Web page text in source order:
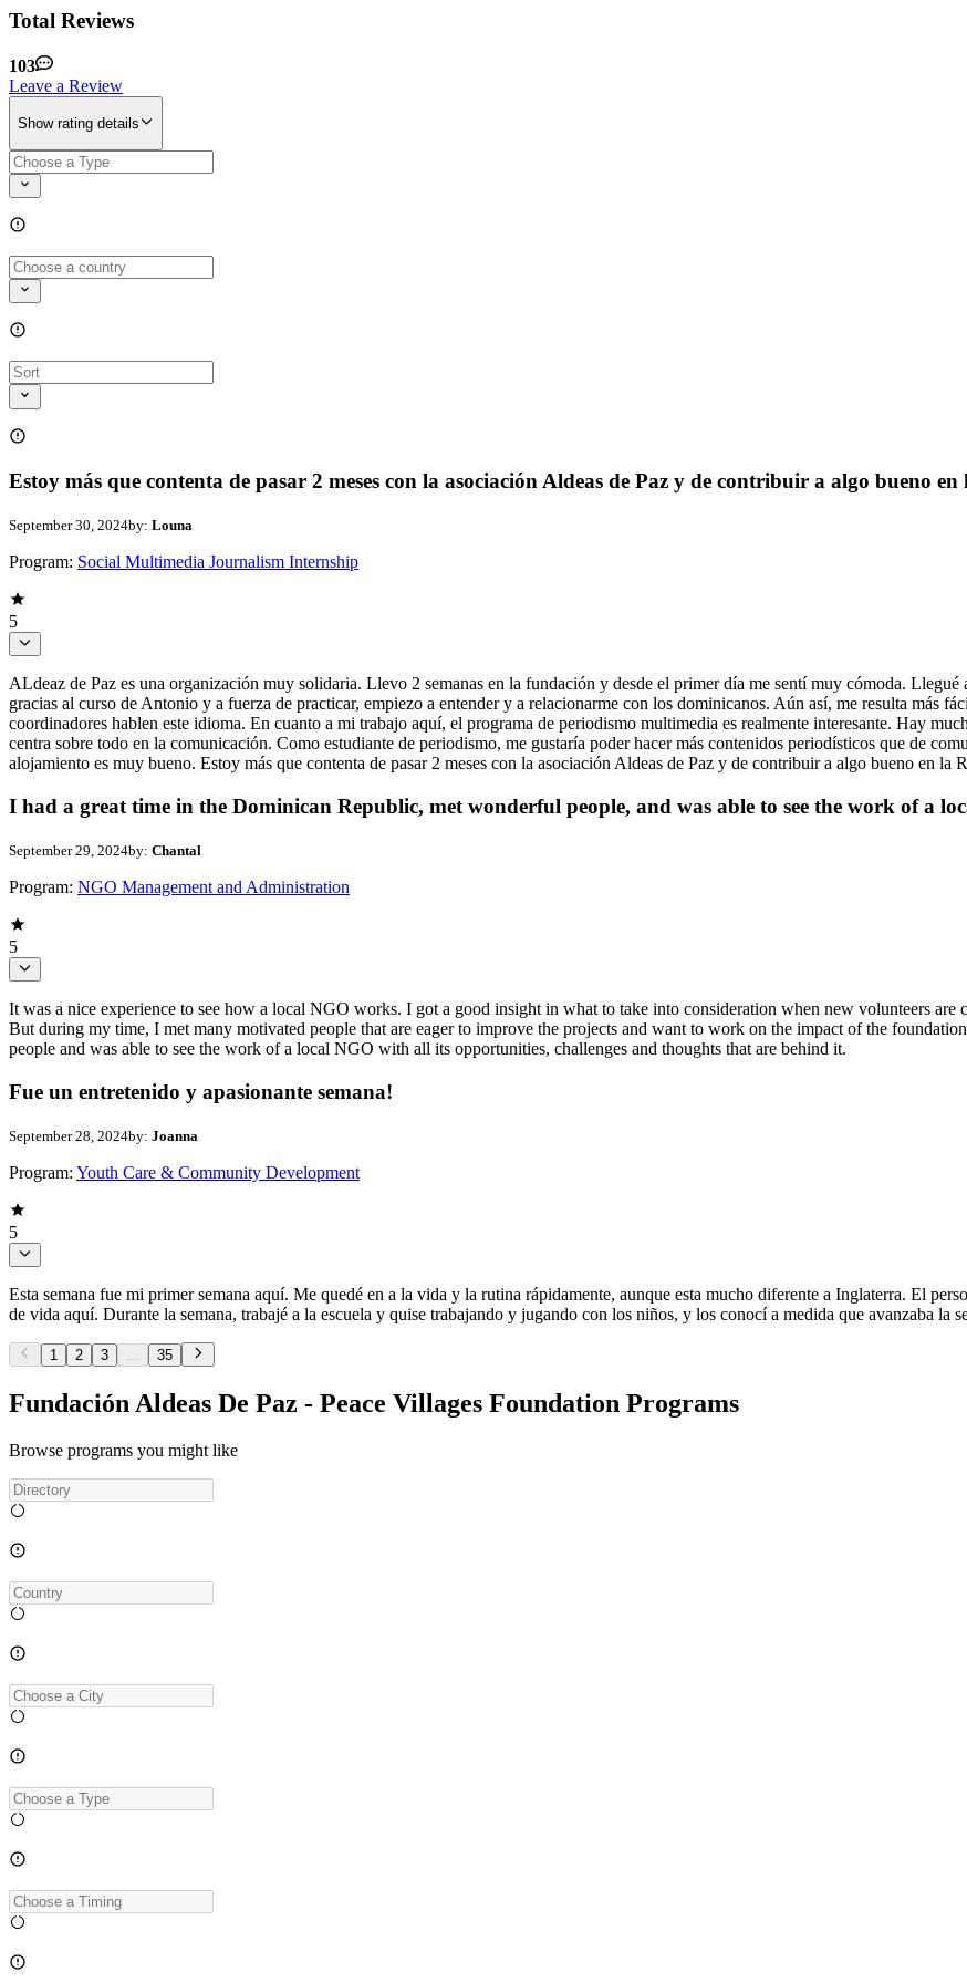
Total Reviews
103
Leave a Review
Show rating details
Estoy más que contenta de pasar 2 meses con la asociación Aldeas de Paz y de contribuir a algo bueno
September 30, 2024by: Louna
Program: Social Multimedia Journalism Internship
5
ALdeaz de Paz es una organización muy solidaria. Llevo 2 semanas en la fundación y desde el primer día me sentí muy cómoda. Llegué
gracias al curso de Antonio y a fuerza de practicar, empiezo a entender y a relacionarme con los dominicanos. Aún así, me resulta más
coordinadores hablen este idioma. En cuanto a mi trabajo aquí, el programa de periodismo multimedia es realmente interesante. Hay
centra sobre todo en la comunicación. Como estudiante de periodismo, me gustaría poder hacer más contenidos periodísticos que de
alojamiento es muy bueno. Estoy más que contenta de pasar 2 meses con la asociación Aldeas de Paz y de contribuir a algo bueno en la
I had a great time in the Dominican Republic, met wonderful people, and was able to see the work of a
September 29, 2024by: Chantal
Program: NGO Management and Administration
5
It was a nice experience to see how a local NGO works. I got a good insight in what to take into consideration when new volunteers are
But during my time, I met many motivated people that are eager to improve the projects and want to work on the impact of the
people and was able to see the work of a local NGO with all its opportunities, challenges and thoughts that are behind it.
Fue un entretenido y apasionante semana!
September 28, 2024by: Joanna
Program: Youth Care & Community Development
5
Esta semana fue mi primer semana aquí. Me quedé en a la vida y la rutina rápidamente, aunque esta mucho diferente a Inglaterra. El
de vida aquí. Durante la semana, trabajé a la escuela y quise trabajando y jugando con los niños, y los conocí a medida que avanzaba la
1 2 3 ... 35
Fundación Aldeas De Paz - Peace Villages Foundation Programs
Browse programs you might like